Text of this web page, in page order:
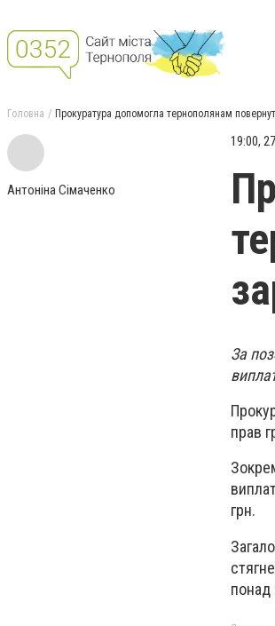
Головна Прокуратура допомогла тернополянам
Антоніна Сімаченко
19:00,
За
прав
грн.
понад